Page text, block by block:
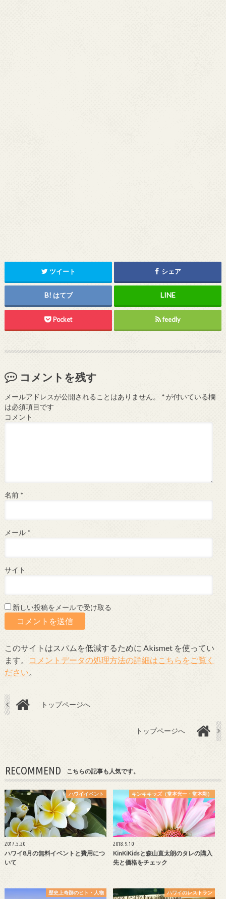
ツイート シェア
はてブ
Pocket feedly
コメントを残す
メールアドレスが公開されることはありません。 *が付いている欄
は必須項目です
コメント
名前 *
メール *
サイト
新しい投稿をメールで受け取る
このサイトはスパムを低減するために Akismet を使ってい
ます。
コメントデータの処理方法の詳細はこちらをご覧く
ださい
トップページへ
トップページへ
RECOMMEND こちらの記事も人気です。
ハワイイベント
2017.5.20
ハワイ8月の無料イベントと費用につ
いて
キンキキッズ（堂本光一・堂本剛）
2018.9.10
KinKiKidsと森山直太朗のタレの購入
先と価格をチェック
歴史上奇跡のヒト・人物 ハワイのレストラン